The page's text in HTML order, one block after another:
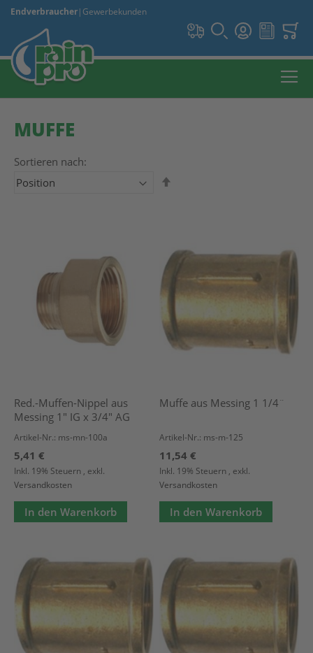
Endverbraucher| Gewerbekunden
MUFFE
Sortieren nach:
Red.-Muffen-Nippel aus
Messing 1" IG x 3/4" AG
Artikel-Nr.: ms-mn-100a
5,41 €
Inkl. 19% Steuern , exkl.
Versandkosten
In den Warenkorb
Muffe aus Messing 1 1/4¨
Artikel-Nr.: ms-m-125
11,54 €
Inkl. 19% Steuern , exkl.
Versandkosten
In den Warenkorb